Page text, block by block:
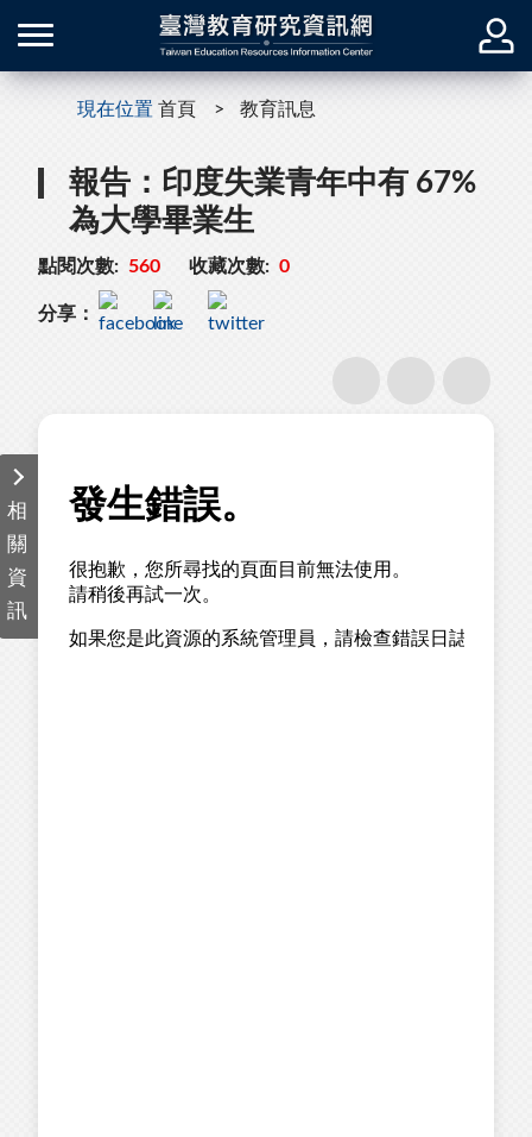
現在位置 首頁 教育訊息
報告：印度失業青年中有 67%
為大學畢業生
點閱次數: 560 收藏次數: 0
分享：
相
關
資
訊